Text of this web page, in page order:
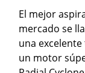
El mejor
mercado se
una
un motor